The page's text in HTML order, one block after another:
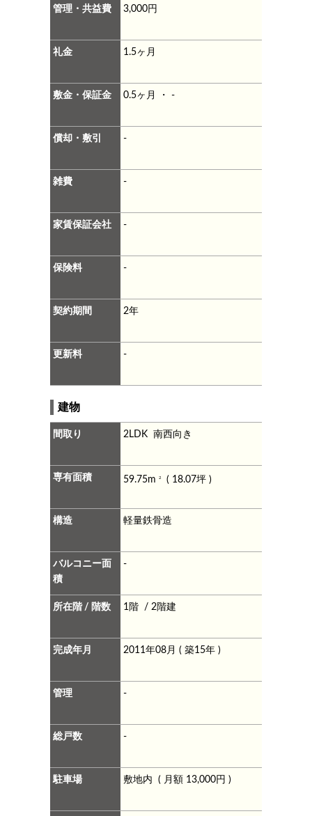
管理・共益費 3,000円
礼金 1.5ヶ月
敷金・保証金 0.5ヶ月 ・ -
償却・敷引 -
雑費 -
家賃保証会社 -
保険料 -
契約期間 2年
更新料 -
建物
間取り 2LDK 南西向き
専有面積 59.75m2 ( 18.07坪 )
構造 軽量鉄骨造
バルコニー面
積
-
所在階 / 階数 1階 / 2階建
完成年月 2011年08月 ( 築15年 )
管理 -
総戸数 -
駐車場 敷地内 ( 月額 13,000円 )